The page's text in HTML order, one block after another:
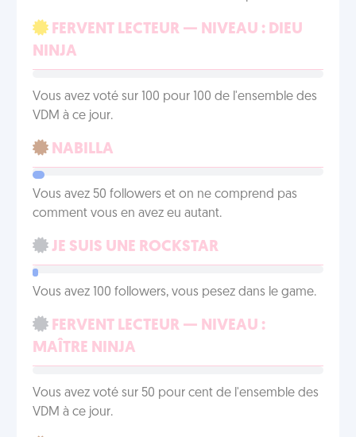
FERVENT LECTEUR — NIVEAU : DIEU
NINJA
Vous avez voté sur 100 pour 100 de l'ensemble des
VDM à ce jour.
NABILLA
Vous avez 50 followers et on ne comprend pas
comment vous en avez eu autant.
JE SUIS UNE ROCKSTAR
Vous avez 100 followers, vous pesez dans le game.
FERVENT LECTEUR — NIVEAU :
MAÎTRE NINJA
Vous avez voté sur 50 pour cent de l'ensemble des
VDM à ce jour.